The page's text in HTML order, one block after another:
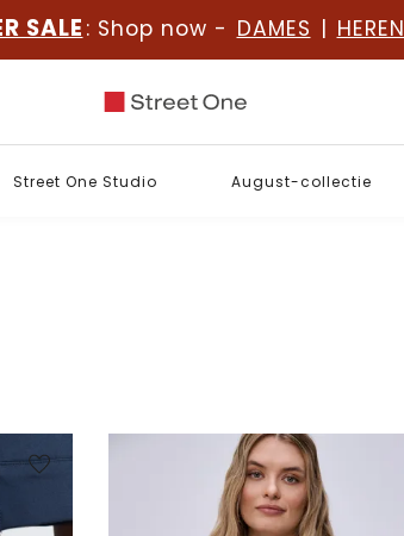
SALE : Shop now - DAMES | HEREN
Street One Studio August-collectie